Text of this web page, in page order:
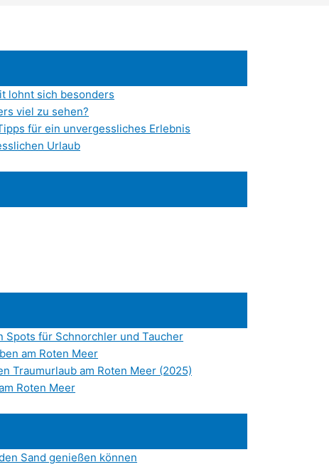
lohnt sich besonders
viel zu sehen?
für ein unvergessliches Erlebnis
Urlaub
Spots für Schnorchler und Taucher
am Roten Meer
Traumurlaub am Roten Meer (2025)
Roten Meer
Sand genießen können